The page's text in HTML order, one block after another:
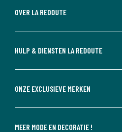
OVER LA REDOUTE
HULP & DIENSTEN LA REDOUTE
ONZE EXCLUSIEVE MERKEN
MEER MODE EN DECORATIE !